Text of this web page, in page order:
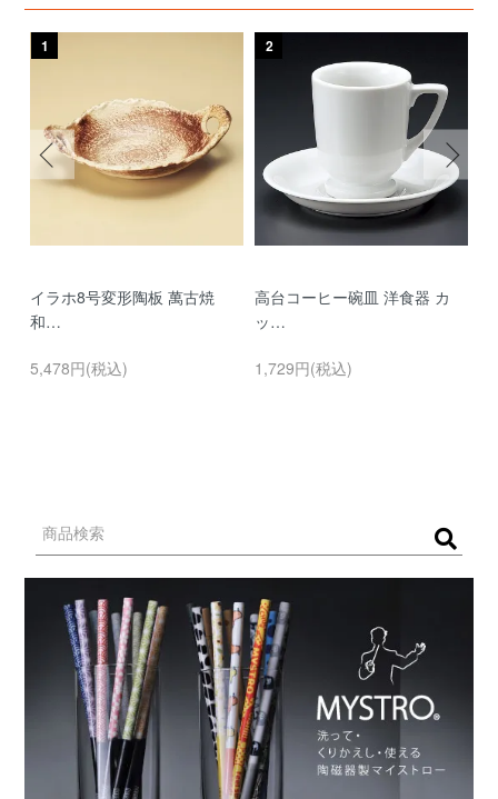
1
イラホ8号変形陶板 萬古焼
和…
5,478円(税込)
2
高台コーヒー碗皿 洋食器 カ
ッ…
1,729円(税込)